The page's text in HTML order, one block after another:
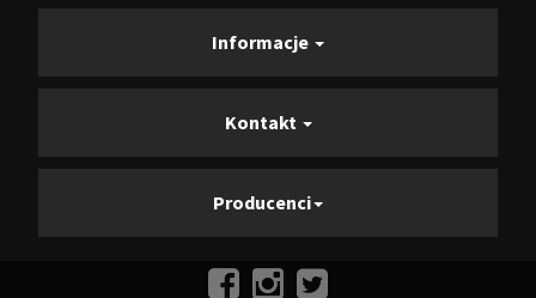
Informacje
Kontakt
Producenci